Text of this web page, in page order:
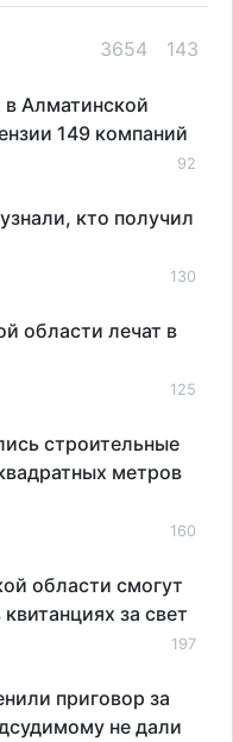
3654 143
в Алматинской
149 компаний
92
кто получил
130
области лечат в
125
строительные
метров
160
области смогут
за свет
197
приговор за
не дали